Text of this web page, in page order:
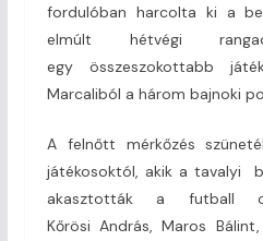
fordulóban harcolta ki a
elmúlt hétvégi
egy összeszokottabb
Marcaliból a három bajnoki
A felnőtt mérkőzés
játékosoktól, akik a tavalyi
akasztották a futball
Kőrösi András, Maros